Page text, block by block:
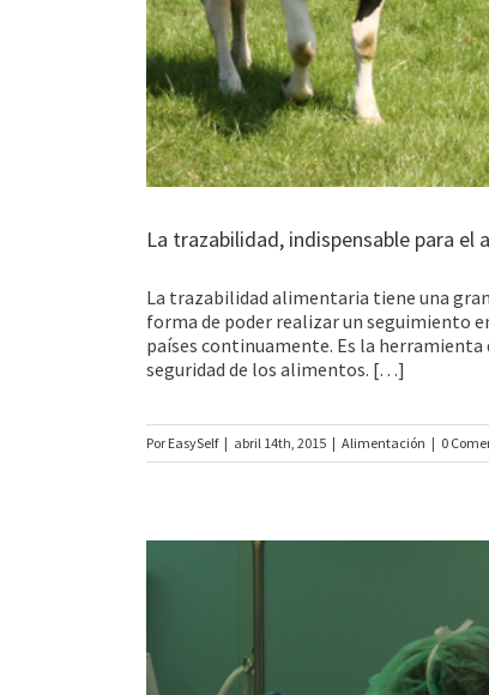
La trazabilidad, indispensable para el
La trazabilidad alimentaria tiene una
forma de poder realizar un seguimiento
países continuamente. Es la
seguridad de los alimentos. […]
Por EasySelf | abril 14th, 2015 | Alimentación | 0